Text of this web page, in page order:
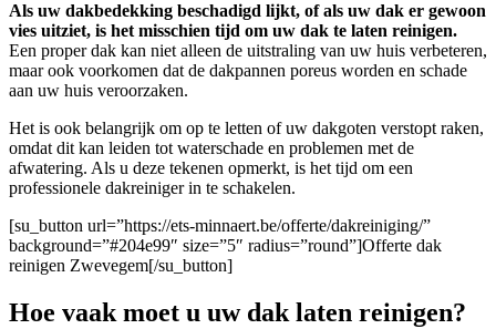
Als uw dakbedekking beschadigd lijkt, of als uw dak er gewoon
vies uitziet, is het misschien tijd om uw dak te laten reinigen.
Een proper dak kan niet alleen de uitstraling van uw huis verbeteren,
maar ook voorkomen dat de dakpannen poreus worden en schade
aan uw huis veroorzaken.
Het is ook belangrijk om op te letten of uw dakgoten verstopt raken,
omdat dit kan leiden tot waterschade en problemen met de
afwatering. Als u deze tekenen opmerkt, is het tijd om een
professionele dakreiniger in te schakelen.
[su_button url=”https://ets-minnaert.be/offerte/dakreiniging/”
background=”#204e99″ size=”5″ radius=”round”]Offerte dak
reinigen Zwevegem[/su_button]
Hoe vaak moet u uw dak laten reinigen?